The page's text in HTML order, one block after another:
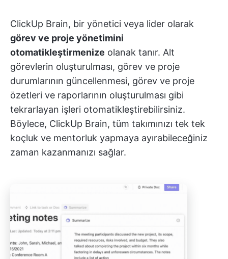
ClickUp Brain, bir yönetici veya lider olarak
görev ve proje yönetimini
otomatikleştirmenize olanak tanır. Alt
görevlerin oluşturulması, görev ve proje
durumlarının güncellenmesi, görev ve proje
özetleri ve raporlarının oluşturulması gibi
tekrarlayan işleri otomatikleştirebilirsiniz.
Böylece, ClickUp Brain, tüm takımınızı tek tek
koçluk ve mentorluk yapmaya ayırabileceğiniz
zaman kazanmanızı sağlar.